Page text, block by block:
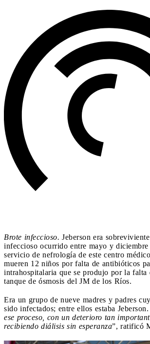
Brote infeccioso. Jeberson era
infeccioso ocurrido entre mayo y
servicio de nefrología de este centro
mueren 12 niños por falta de antibióticos
intrahospitalaria que se produjo por la falta
tanque de ósmosis del JM de los Ríos.
Era un grupo de nueve madres y padres
sido infectados; entre ellos estaba Jeberson.
ese proceso, con un deterioro tan
recibiendo diálisis sin esperanza”, ratificó